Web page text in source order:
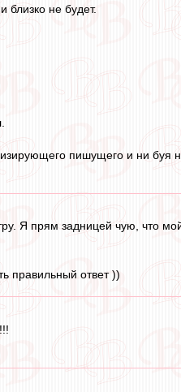
близко не будет.
пишущего и ни буя
Я прям задницей чую, что
правильный ответ ))